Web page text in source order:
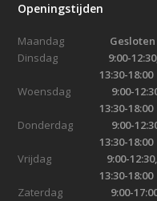
Openingstijden
Maandag Gesloten
Dinsdag 9:00-
13:30-18:00
Woensdag
9:00-
13:30-18:00
Donderdag 9:00-
13:30-18:00
Vrijdag 9:00-12:30,
13:30-18:00
Zaterdag 9:00-